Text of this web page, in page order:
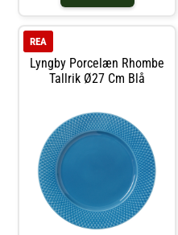
Lyngby Porcelæn Rhombe
Tallrik Ø27 Cm Blå
REA